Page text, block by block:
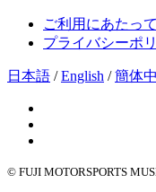
ご利用にあたって
プライバシーポ
日本語 /English /簡体
© FUJI MOTORSPORTS